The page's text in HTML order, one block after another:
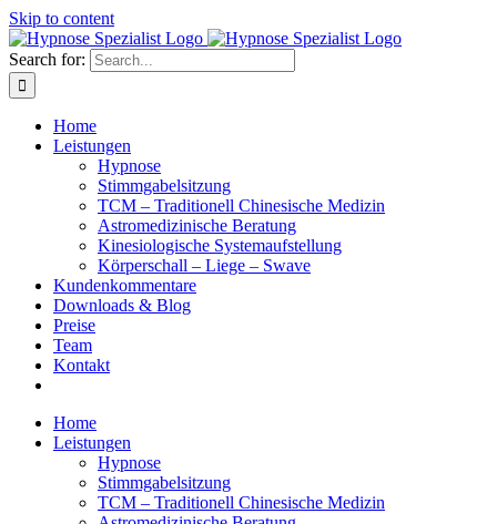
Skip to content
Search for:
Home
Leistungen
Hypnose
Stimmgabelsitzung
TCM – Traditionell Chinesische Medizin
Astromedizinische Beratung
Kinesiologische Systemaufstellung
Körperschall – Liege – Swave
Kundenkommentare
Downloads & Blog
Preise
Team
Kontakt
Home
Leistungen
Hypnose
Stimmgabelsitzung
TCM – Traditionell Chinesische Medizin